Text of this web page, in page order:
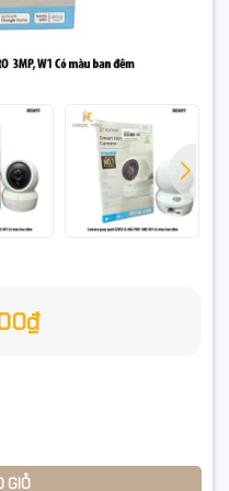
GIỎ
trần hoặc tường
tiết rõ ràng kể cả ban
đèn trợ sáng thông minh
giảm báo giả